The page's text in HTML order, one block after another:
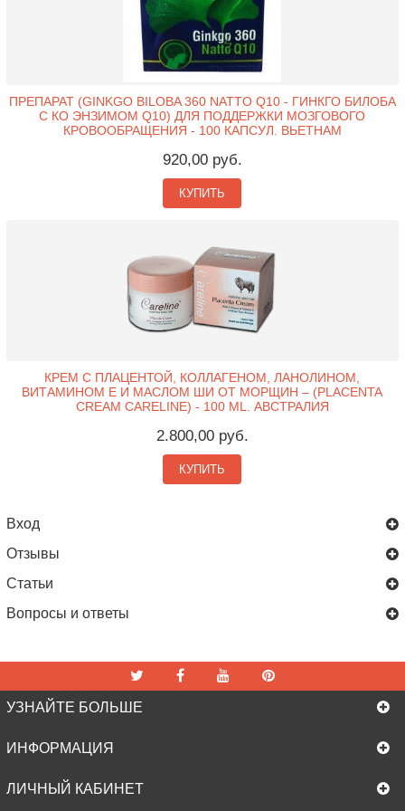
ПРЕПАРАТ (GINKGO BILOBA 360 NATTO Q10 - ГИНКГО БИЛОБА
С КО ЭНЗИМОМ Q10) ДЛЯ ПОДДЕРЖКИ МОЗГОВОГО
КРОВООБРАЩЕНИЯ - 100 КАПСУЛ. ВЬЕТНАМ
920,00 руб.
КУПИТЬ
КРЕМ С ПЛАЦЕНТОЙ, КОЛЛАГЕНОМ, ЛАНОЛИНОМ,
ВИТАМИНОМ Е И МАСЛОМ ШИ ОТ МОРЩИН – (PLACENTA
CREAM CARELINE) - 100 ML. АВСТРАЛИЯ
2.800,00 руб.
КУПИТЬ
Вход
Отзывы
Статьи
Вопросы и ответы
УЗНАЙТЕ БОЛЬШЕ
ИНФОРМАЦИЯ
ЛИЧНЫЙ КАБИНЕТ